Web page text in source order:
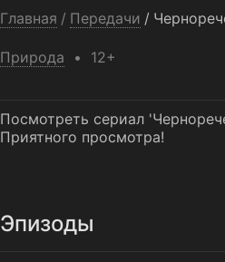
Главная / Передачи /
Природа 12+
Посмотреть сериал
Приятного просмотра!
Эпизоды